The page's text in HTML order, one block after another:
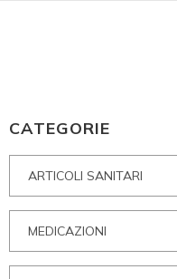
CATEGORIE